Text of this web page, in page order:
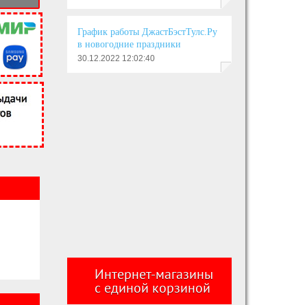
График работы ДжастБэстТулс.Ру
в новогодние праздники
30.12.2022 12:02:40
Интернет-магазины
с единой корзиной